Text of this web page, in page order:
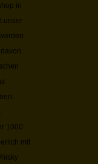
in
unser
1000
mit